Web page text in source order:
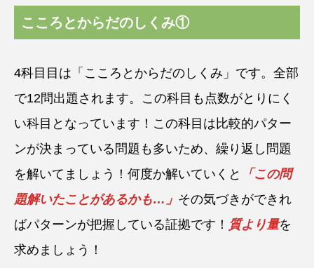
こころとからだのしくみ①
4科目目は「こころとからだのしくみ」です。全部
で12問出題されます。この科目も点数がとりにく
い科目となっています！この科目は比較的パター
ンが決まっている問題も多いため、繰り返し問題
を解いてましょう！何度か解いていくと
「この問
題解いたことがあるかも…」 その気づきができれ
ばパターンが把握している証拠です！ 質より量を
求めましょう！